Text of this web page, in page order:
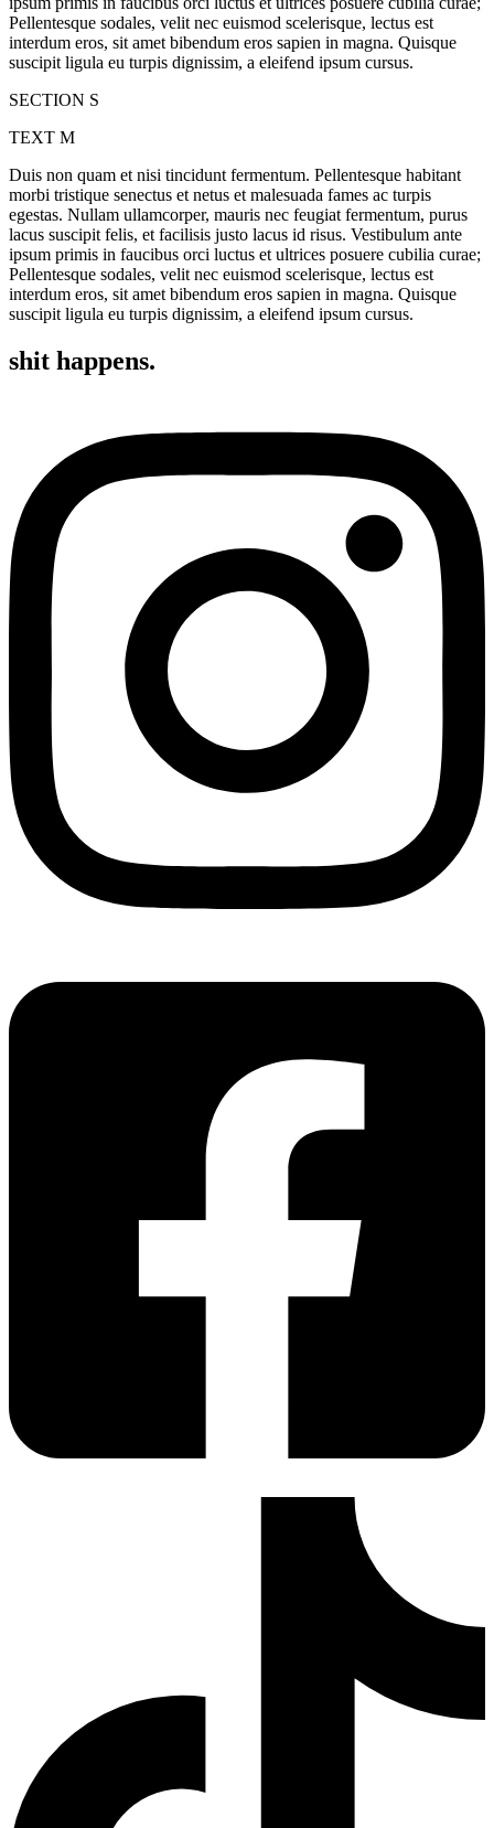
Pellentesque sodales, velit nec euismod scelerisque, lectus est
interdum eros, sit amet bibendum eros sapien in magna. Quisque
suscipit ligula eu turpis dignissim, a eleifend ipsum cursus.
SECTION S
TEXT M
Duis non quam et nisi tincidunt fermentum. Pellentesque habitant
morbi tristique senectus et netus et malesuada fames ac turpis
egestas. Nullam ullamcorper, mauris nec feugiat fermentum, purus
lacus suscipit felis, et facilisis justo lacus id risus. Vestibulum ante
ipsum primis in faucibus orci luctus et ultrices posuere cubilia curae;
Pellentesque sodales, velit nec euismod scelerisque, lectus est
interdum eros, sit amet bibendum eros sapien in magna. Quisque
suscipit ligula eu turpis dignissim, a eleifend ipsum cursus.
shit happens.